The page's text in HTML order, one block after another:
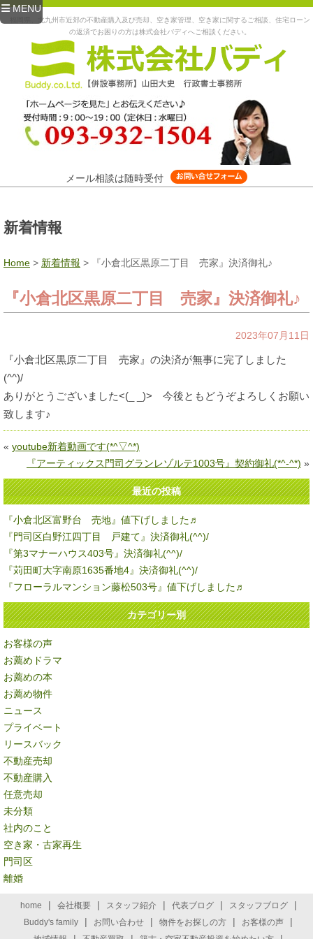
MENU
福岡県、北九州市近郊の不動産購入及び売却、空き家管理、空き家に関するご相談、住宅ローン
の返済でお困りの方は株式会社バディへご相談ください。
メール相談は随時受付
新着情報
Home > 新着情報 > 『小倉北区黒原二丁目 売家』決済御礼♪
『小倉北区黒原二丁目 売家』決済御礼♪
2023年07月11日
『小倉北区黒原二丁目 売家』の決済が無事に完了しました
(^^)/
ありがとうございました<(_ _)> 今後ともどうぞよろしくお願い
致します♪
« youtube新着動画です(*^▽^*)
『アーティックス門司グランレゾルテ1003号』契約御礼(*^-^*) »
最近の投稿
『小倉北区富野台 売地』値下げしました♬
『門司区白野江四丁目 戸建て』決済御礼(^^)/
『第3マナーハウス403号』決済御礼(^^)/
『苅田町大字南原1635番地4』決済御礼(^^)/
『フローラルマンション藤松503号』値下げしました♬
カテゴリー別
お客様の声
お薦めドラマ
お薦めの本
お薦め物件
ニュース
プライベート
リースバック
不動産売却
不動産購入
任意売却
未分類
社内のこと
空き家・古家再生
門司区
離婚
home | 会社概要 | スタッフ紹介 | 代表ブログ | スタッフブログ |
Buddy's family | お問い合わせ | 物件をお探しの方 | お客様の声 |